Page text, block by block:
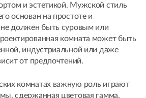
и эстетикой. Мужской стиль
основан на простоте и
должен быть суровым или
комната может быть
индустриальной или даже
от предпочтений.
комнатах важную роль играют
сдержанная цветовая гамма,